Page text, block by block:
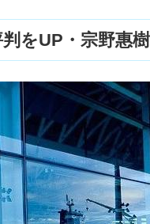
をUP・宗野惠